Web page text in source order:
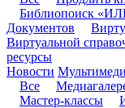
Библиопоиск
Документов
Виртуальной
ресурсы
Новости
Все
Мастер-классы